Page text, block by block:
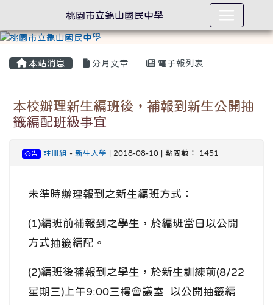
本站消息 分月文章 電子報列表
本校辦理新生編班後，補報到新生公開抽
籤編配班級事宜
公告 註冊組 - 新生入學 | 2018-08-10 | 點閱數： 1451
未準時辦理報到之新生編班方式：
(1)編班前補報到之學生，於編班當日以公開
方式抽籤編配。
(2)編班後補報到之學生，於新生訓練前(8/22
星期三)上午9:00三樓會議室 以公開抽籤編
桃園市立龜山國民中學